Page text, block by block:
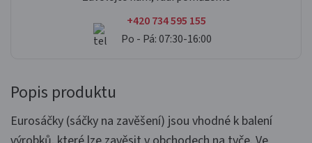
+420 734 595 155
Po - Pá: 07:30-16:00
Popis produktu
Eurosáčky (sáčky na zavěšení) jsou vhodné k balení